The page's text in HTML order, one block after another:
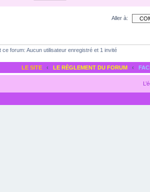
Aller à:
forum: Aucun utilisateur enregistré et 1 invité
LE SITE ‹ LE RÈGLEMENT DU FORUM ‹